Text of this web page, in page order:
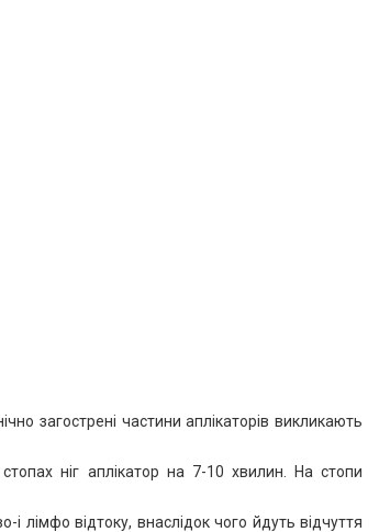
загострені частини аплікаторів викликають
ніг аплікатор на 7-10 хвилин. На стопи
і лімфо відтоку, внаслідок чого йдуть відчуття